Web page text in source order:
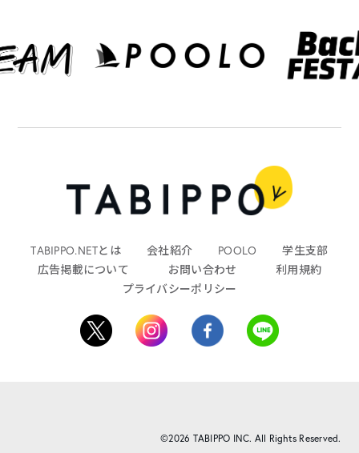
TABIPPO.NETとは 会社紹介 POOLO
学生支部
広告掲載について
お問い合わせ
利用規約
プライバシーポリシー
©2026 TABIPPO INC. All Rights Reserved.